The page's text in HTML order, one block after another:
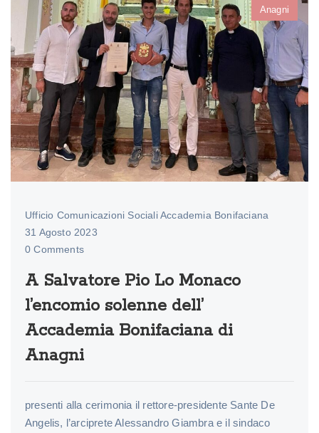
Anagni
Ufficio Comunicazioni Sociali Accademia Bonifaciana
31 Agosto 2023
0 Comments
A Salvatore Pio Lo Monaco
l’encomio solenne dell’
Accademia Bonifaciana di
Anagni
presenti alla cerimonia il rettore-presidente Sante De
Angelis, l’arciprete Alessandro Giambra e il sindaco